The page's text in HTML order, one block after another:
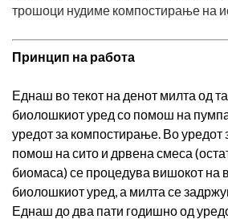
трошоци нудиме компостирање на
Принцип на работа
Еднаш во текот на денот милта од
биолошкиот уред со помош на
уредот за компостирање. Во уредот
помош на сито и дрвена смеса
биомаса) се процедува вишокот на
биолошкиот уред, а милта се
Еднаш до два пати годишно од